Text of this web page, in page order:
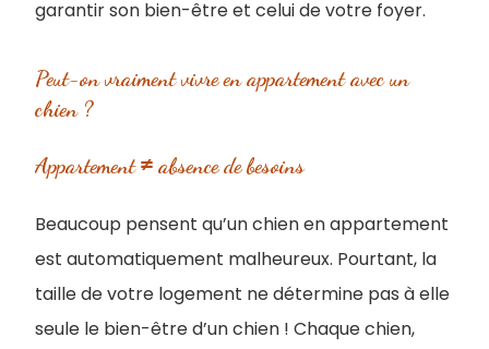
garantir son bien-être et celui de votre foyer.
Peut-on vraiment vivre en appartement avec un
chien ?
Appartement ≠ absence de besoins
Beaucoup pensent qu’un chien en appartement
est automatiquement malheureux. Pourtant, la
taille de votre logement ne détermine pas à elle
seule le bien-être d’un chien ! Chaque chien,